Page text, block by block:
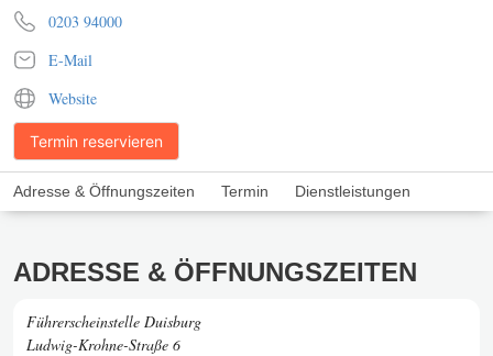
0203 94000
E-Mail
Website
Termin reservieren
Adresse & Öffnungszeiten Termin Dienstleistungen
ADRESSE & ÖFFNUNGSZEITEN
Führerscheinstelle Duisburg
Ludwig-Krohne-Straße 6